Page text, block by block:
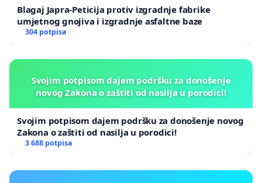
Blagaj Japra-Peticija protiv izgradnje fabrike
umjetnog gnojiva i izgradnje asfaltne baze
304 potpisa
Svojim potpisom dajem podršku za donošenje
novog Zakona o zaštiti od nasilja u porodici!
Svojim potpisom dajem podršku za donošenje novog
Zakona o zaštiti od nasilja u porodici!
3 688 potpisa